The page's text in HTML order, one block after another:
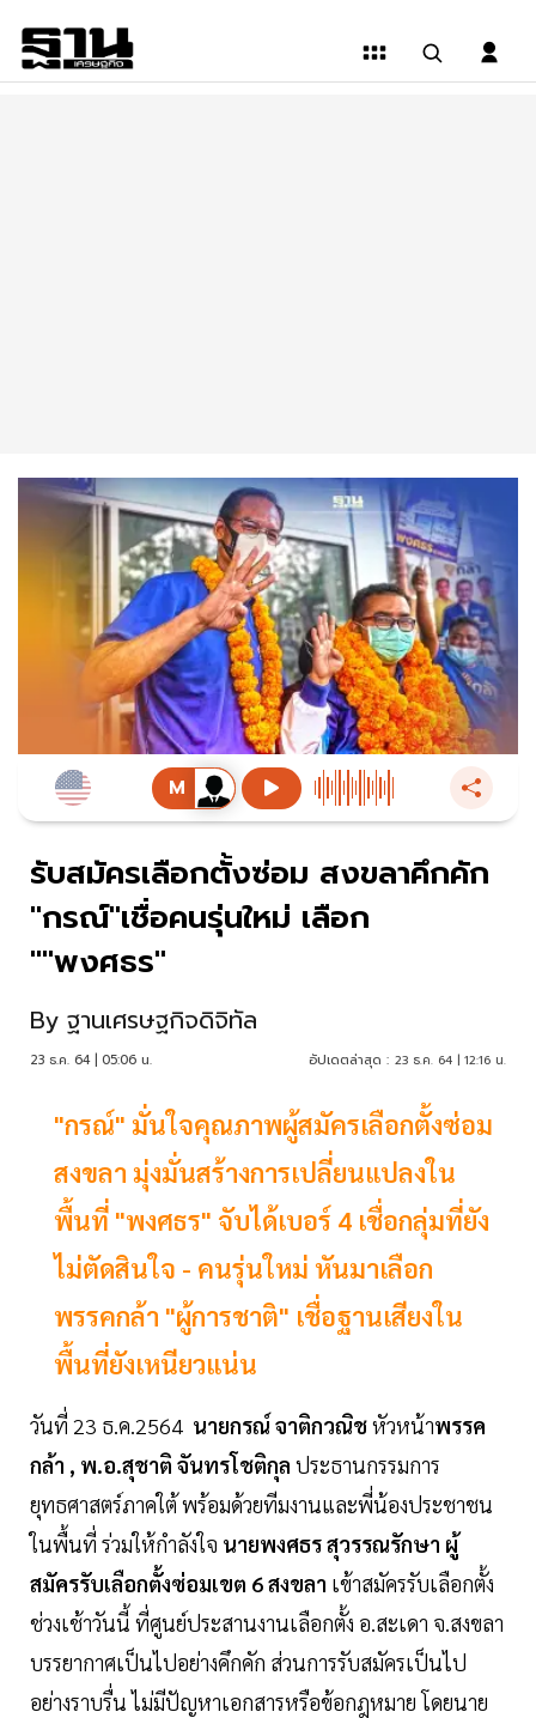
รับสมัครเลือกตั้งซ่อม สงขลาคึกคัก
"กรณ์"เชื่อคนรุ่นใหม่ เลือก
""พงศธร"
By ฐานเศรษฐกิจดิจิทัล
23 ธ.ค. 64 | 05:06 น. อัปเดตล่าสุด : 23 ธ.ค. 64 | 12:16 น.
"กรณ์" มั่นใจคุณภาพผู้สมัครเลือกตั้งซ่อม
สงขลา มุ่งมั่นสร้างการเปลี่ยนแปลงใน
พื้นที่ "พงศธร" จับได้เบอร์ 4 เชื่อกลุ่มที่ยัง
ไม่ตัดสินใจ - คนรุ่นใหม่ หันมาเลือก
พรรคกล้า "ผู้การชาติ" เชื่อฐานเสียงใน
พื้นที่ยังเหนียวแน่น
วันที่ 23 ธ.ค.2564 นายกรณ์ จาติกวณิชหัวหน้าพรรค
กล้า , พ.อ.สุชาติ จันทรโชติกุล ประธานกรรมการ
ยุทธศาสตร์ภาคใต้ พร้อมด้วยทีมงานและพี่น้องประชาชน
ในพื้นที่ ร่วมให้กำลังใจ นายพงศธร สุวรรณรักษา ผู้
สมัครรับเลือกตั้งซ่อมเขต 6 สงขลา เข้าสมัครรับเลือกตั้ง
ช่วงเช้าวันนี้ ที่ศูนย์ประสานงานเลือกตั้ง อ.สะเดา จ.สงขลา
บรรยากาศเป็นไปอย่างคึกคัก ส่วนการรับสมัครเป็นไป
อย่างราบรื่น ไม่มีปัญหาเอกสารหรือข้อกฎหมาย โดยนาย